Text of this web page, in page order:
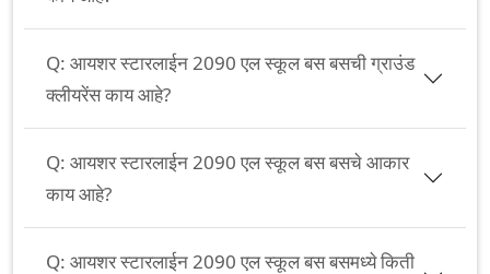
Q: आयशर स्टारलाईन 2090 एल स्कूल बस बसची ग्राउंड
क्लीयरेंस काय आहे?
Q: आयशर स्टारलाईन 2090 एल स्कूल बस बसचे आकार
काय आहे?
Q: आयशर स्टारलाईन 2090 एल स्कूल बस बसमध्ये किती